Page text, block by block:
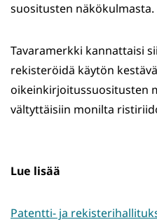
suositusten näkökulmasta.
Tavaramerkki kannattaisi
rekisteröidä käytön
oikeinkirjoitussuositusten
vältyttäisiin monilta
Lue lisää
Patentti- ja